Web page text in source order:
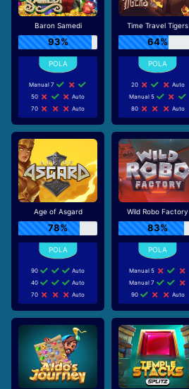
Baron Samedi
93%
Manual 7
50
Auto
70
Auto
Time Travel Tigers
64%
20
Auto
Manual 5
80
Auto
Age of Asgard
78%
90
Auto
40
Auto
70
Auto
Wild Robo Factory
83%
Manual 5
Manual 7
90
Auto